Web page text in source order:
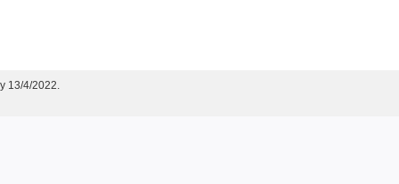
13/4/2022.